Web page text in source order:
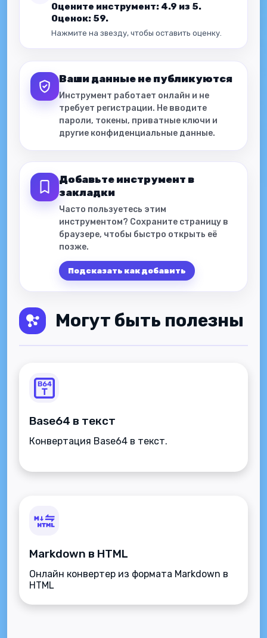
Оцените инструмент: 4.9 из 5.
Оценок: 59.
Нажмите на звезду, чтобы оставить оценку.
Ваши данные не публикуются
Инструмент работает онлайн и не
требует регистрации. Не вводите
пароли, токены, приватные ключи и
другие конфиденциальные данные.
Добавьте инструмент в
закладки
Часто пользуетесь этим
инструментом? Сохраните страницу в
браузере, чтобы быстро открыть её
позже.
Подсказать как добавить
Могут быть полезны
Base64 в текст
Конвертация Base64 в текст.
Markdown в HTML
Онлайн конвертер из формата Markdown в
HTML